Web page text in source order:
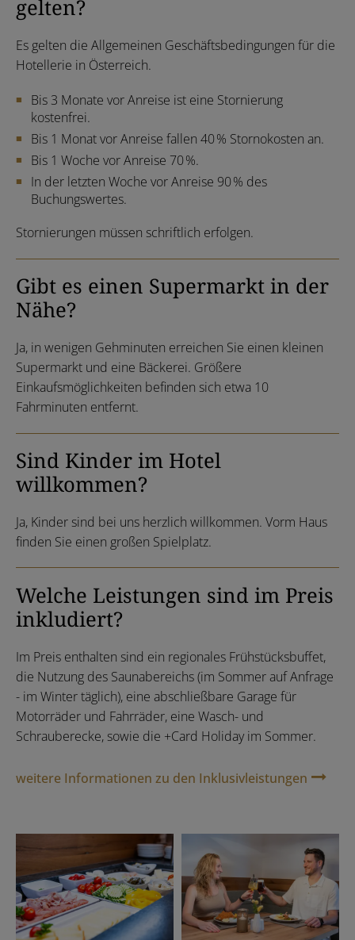
gelten?
Es gelten die Allgemeinen Geschäftsbedingungen für die
Hotellerie in Österreich.
Bis 3 Monate vor Anreise ist eine Stornierung
kostenfrei.
Bis 1 Monat vor Anreise fallen 40 % Stornokosten an.
Bis 1 Woche vor Anreise 70 %.
In der letzten Woche vor Anreise 90 % des
Buchungswertes.
Stornierungen müssen schriftlich erfolgen.
Gibt es einen Supermarkt in der
Nähe?
Ja, in wenigen Gehminuten erreichen Sie einen kleinen
Supermarkt und eine Bäckerei. Größere
Einkaufsmöglichkeiten befinden sich etwa 10
Fahrminuten entfernt.
Sind Kinder im Hotel
willkommen?
Ja, Kinder sind bei uns herzlich willkommen. Vorm Haus
finden Sie einen großen Spielplatz.
Welche Leistungen sind im Preis
inkludiert?
Im Preis enthalten sind ein regionales Frühstücksbuffet,
die Nutzung des Saunabereichs (im Sommer auf Anfrage
- im Winter täglich), eine abschließbare Garage für
Motorräder und Fahrräder, eine Wasch- und
Schrauberecke, sowie die +Card Holiday im Sommer.
weitere Informationen zu den Inklusivleistungen